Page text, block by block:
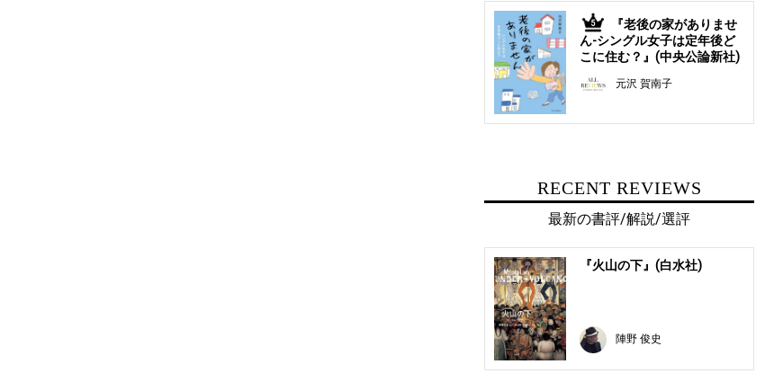
5
『老後の家がありませ
ん-シングル女子は定年後ど
こに住む？』(中央公論新社)
元沢 賀南子
RECENT REVIEWS
最新の書評/解説/選評
『火山の下』(白水社)
陣野 俊史